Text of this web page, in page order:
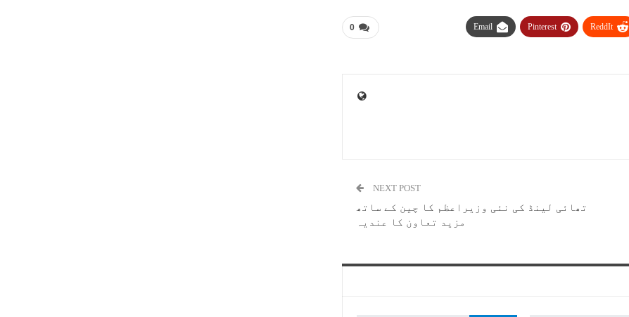
0 ReddIt
Pinterest
Email
NEXT POST
تھائی لینڈ کی نئی وزیراعظم کا چین کے ساتھ
مزید تعاون کا عندیہ